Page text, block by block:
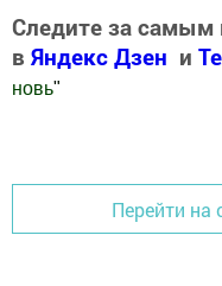
Следите за
в Яндекс Дзен и
новь"
Перейти на